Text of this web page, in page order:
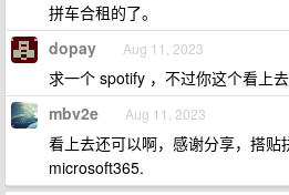
拼车合租的了。
dopay Aug 11, 2023
求一个 spotify ，不过你这个看上
mbv2e Aug 11, 2023
看上去还可以啊，感谢分享，搭贴
microsoft365.